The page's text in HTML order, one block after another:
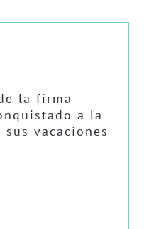
la firma
a la
vacaciones